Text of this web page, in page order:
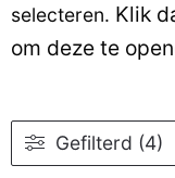
selecteren. Klik
om deze te
Gefilterd (4)